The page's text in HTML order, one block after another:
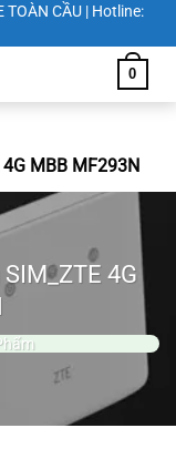
TOÀN CẦU | Hotline:
0
MBB MF293N
4G